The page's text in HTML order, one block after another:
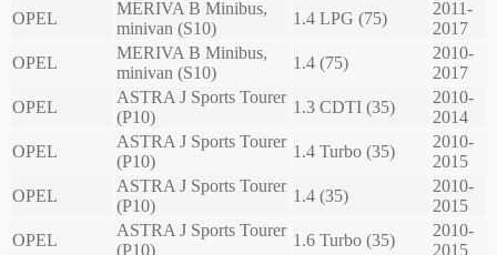
OPEL
MERIVA B Minibus,
minivan (S10)
1.4 LPG (75)
2011-
2017
OPEL
MERIVA B Minibus,
minivan (S10)
1.4 (75)
2010-
2017
OPEL
ASTRA J Sports Tourer
(P10)
1.3 CDTI (35)
2010-
2014
OPEL
ASTRA J Sports Tourer
(P10)
1.4 Turbo (35)
2010-
2015
OPEL
ASTRA J Sports Tourer
(P10)
1.4 (35)
2010-
2015
OPEL
ASTRA J Sports Tourer
(P10)
1.6 Turbo (35)
2010-
2015